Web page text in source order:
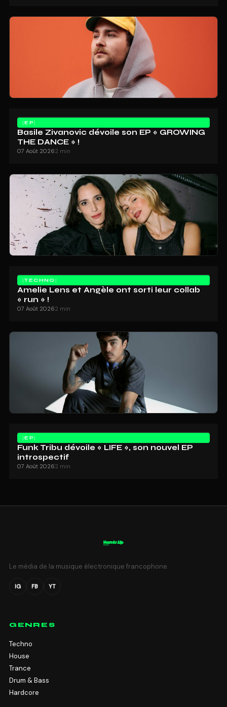
EP
Basile Zivanovic dévoile son EP « GROWING
THE DANCE » !
07 Août 20262 min
TECHNO
Amelie Lens et Angèle ont sorti leur collab
« run » !
07 Août 20262 min
EP
Funk Tribu dévoile « LIFE », son nouvel EP
introspectif
07 Août 20262 min
Le média de la musique électronique francophone.
IG FB YT
GENRES
Techno
House
Trance
Drum & Bass
Hardcore